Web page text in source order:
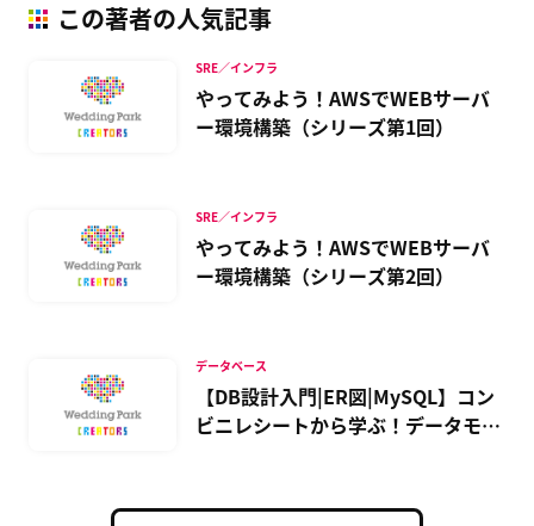
この著者の人気記事
やってみよう！AWSでWEBサーバ
ー環境構築（シリーズ第1回）
SRE／インフラ
やってみよう！AWSでWEBサーバ
ー環境構築（シリーズ第2回）
SRE／インフラ
【DB設計入門|ER図|MySQL】コン
ビニレシートから学ぶ！データモデ
データベース